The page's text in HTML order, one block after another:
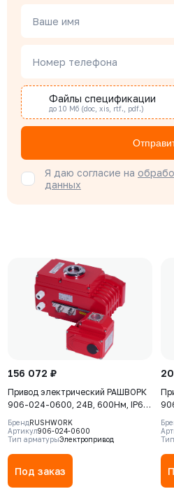
Ваше имя
Номер телефона
Файлы спецификации
до 10 Мб (doc, xis, rtf., pdf.)
Я даю согласие на
данных
156 072 ₽
Привод электрический РАШВОРК
906-024-0600, 24В, 600Нм, IP67,
40сек
БрендRUSHWORK
Артикул906-024-0600
Тип арматурыЭлектропривод
Под заказ